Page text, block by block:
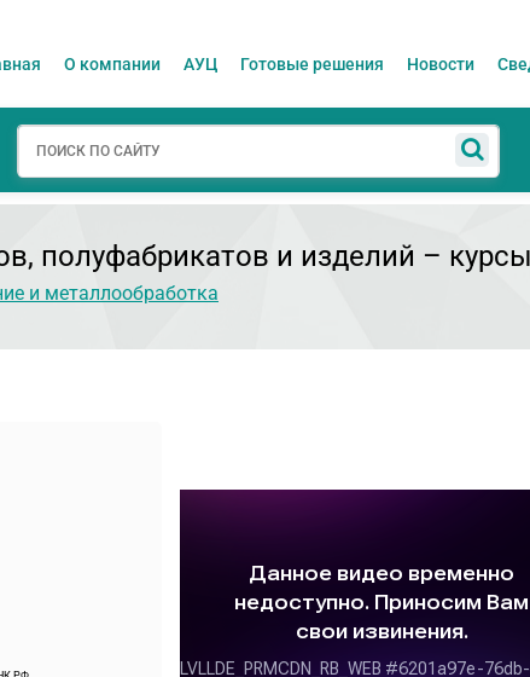
О компании АУЦ Готовые решения Новости
полуфабрикатов и изделий –
и металлообработка